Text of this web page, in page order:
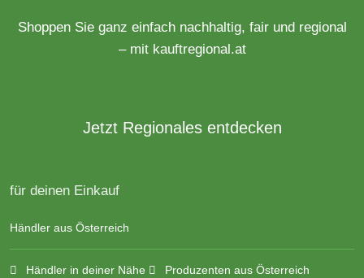
Shoppen Sie ganz einfach nachhaltig, fair und regional
– mit kauftregional.at
Jetzt Regionales entdecken
für deinen Einkauf
Händler aus Österreich
Händler in deiner Nähe Produzenten aus Österreich